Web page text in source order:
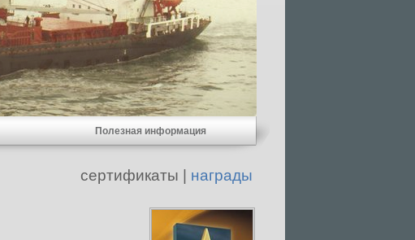
Полезная информация
cертификаты награды